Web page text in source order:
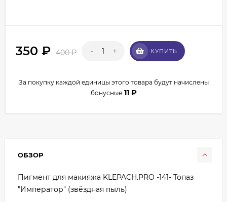
350 ₽ 400₽ - + КУПИТЬ
За покупку каждой единицы этого товара будут начислены
бонусные 11 ₽
ОБЗОР
Пигмент для макияжа KLEPACH.PRO -141- Топаз
"Император" (звёздная пыль)